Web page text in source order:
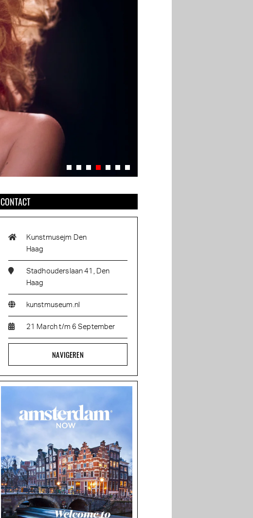
CONTACT
Kunstmusejm Den
Haag
Stadhouderslaan 41, Den
Haag
kunstmuseum.nl
21 March t/m 6 September
NAVIGEREN